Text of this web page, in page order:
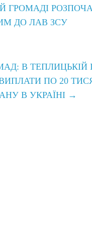
ГРОМАДІ
ДО ЛАВ ЗСУ
В ТЕПЛИЦЬКІЙ
ПО 20
В УКРАЇНІ →